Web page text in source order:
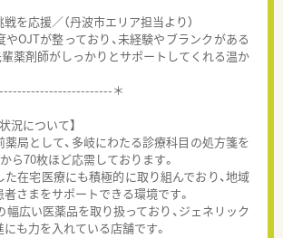
を応援／（丹波市エリア担当より）
OJTが整っており、未経験やブランクがある
薬剤師がしっかりとサポートしてくれる温か
＊
況について】
局として、多岐にわたる診療科目の処方箋を
ら70枚ほど応需しております。
在宅医療にも積極的に取り組んでおり、地域
さまをサポートできる環境です。
広い医薬品を取り扱っており、ジェネリック
も力を入れている店舗です。